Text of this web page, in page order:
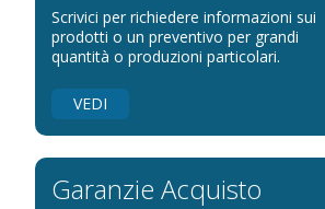
Bandiere per riserve naturali e parchi
Bandiere per musicisti
Bandiere per feste
pennoni per bandiere
Scrivici per richiedere informazioni sui
prodotti o un preventivo per grandi
quantità o produzioni particolari.
VEDI
Garanzie Acquisto